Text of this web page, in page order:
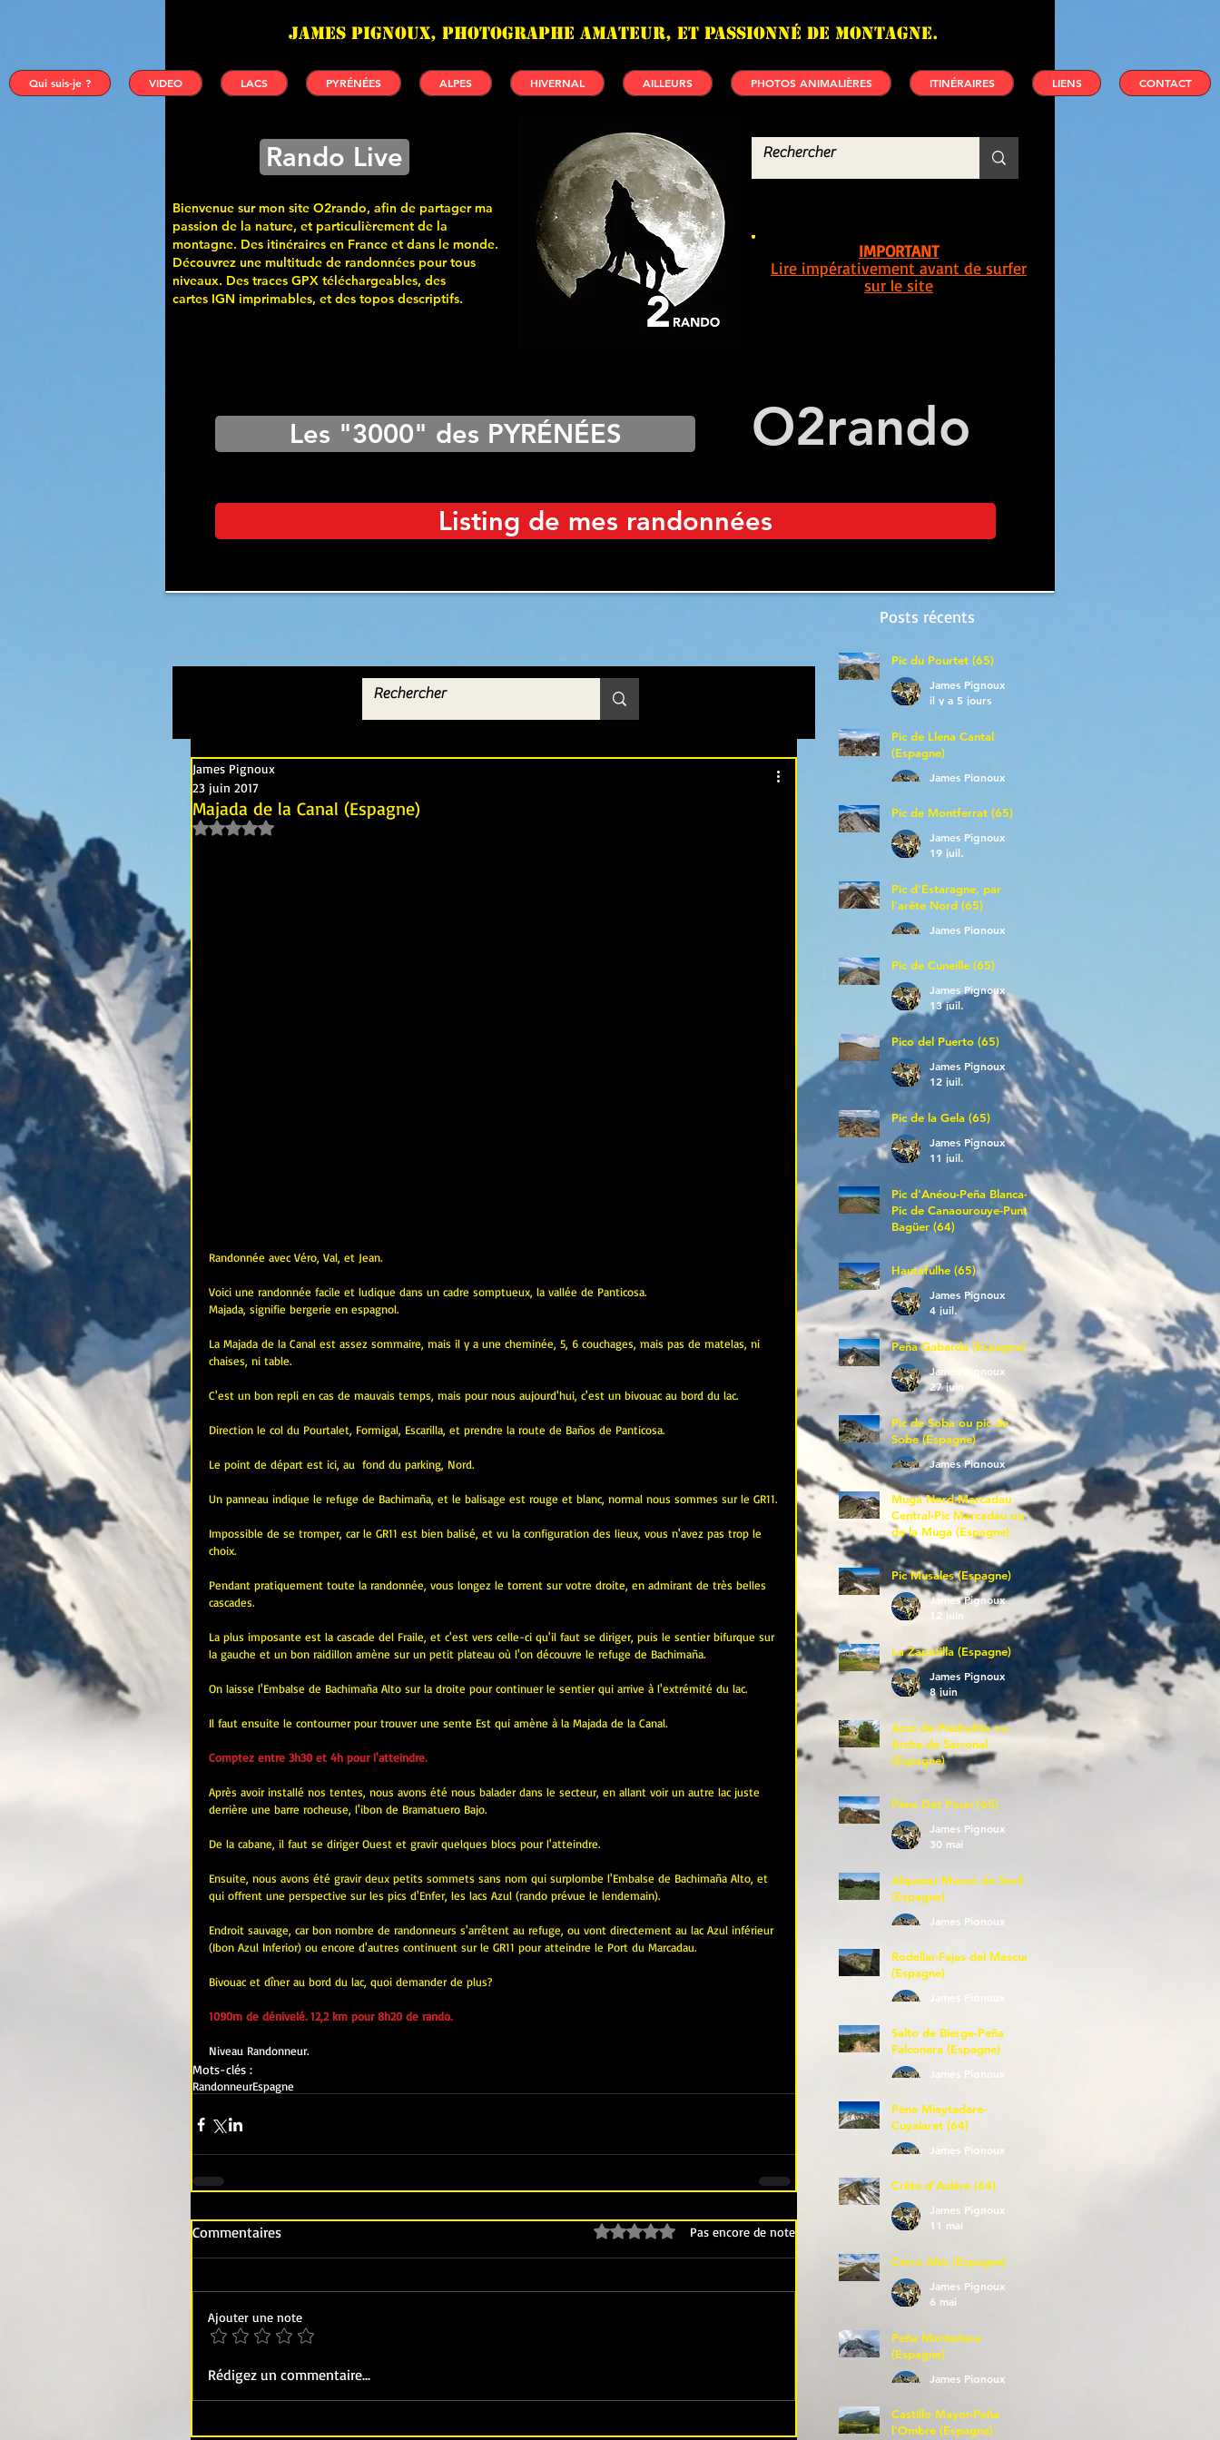
James PIGNOUX, photographe amateur, et passionné de montagne.
Qui suis-je ? VIDEO LACS PYRÉNÉES ALPES HIVERNAL AILLEURS PHOTOS ANIMALIÈRES ITINÉRAIRES LIENS CONTACT
Rando Live
Bienvenue sur mon site O2rando, afin de partager ma
passion de la nature, et particulièrement de la
montagne. Des itinéraires en France et dans le monde.
Découvrez une multitude de randonnées pour tous
niveaux. Des traces GPX téléchargeables, des
cartes IGN imprimables, et des topos descriptifs.
IMPORTANT
Lire impérativement avant de surfer
sur le site
Les "3000" des PYRÉNÉES O2rando
Listing de mes randonnées
Posts récents
Majada de la Canal (Espagne)
James Pignoux
23 juin 2017
Noté NaN étoiles sur 5.
Randonnée avec Véro, Val, et Jean.
Voici une randonnée facile et ludique dans un cadre somptueux, la vallée de Panticosa.
Majada, signifie bergerie en espagnol.
La Majada de la Canal est assez sommaire, mais il y a une cheminée, 5, 6 couchages, mais pas de matelas, ni
chaises, ni table.
C'est un bon repli en cas de mauvais temps, mais pour nous aujourd'hui, c'est un bivouac au bord du lac.
Direction le col du Pourtalet, Formigal, Escarilla, et prendre la route de Baños de Panticosa.
Le point de départ est ici, au  fond du parking, Nord.
Un panneau indique le refuge de Bachimaña, et le balisage est rouge et blanc, normal nous sommes sur le GR11.
Impossible de se tromper, car le GR11 est bien balisé, et vu la configuration des lieux, vous n'avez pas trop le
choix.
Pendant pratiquement toute la randonnée, vous longez le torrent sur votre droite, en admirant de très belles
cascades.
La plus imposante est la cascade del Fraile, et c'est vers celle-ci qu'il faut se diriger, puis le sentier bifurque sur
la gauche et un bon raidillon amène sur un petit plateau où l'on découvre le refuge de Bachimaña.
On laisse l'Embalse de Bachimaña Alto sur la droite pour continuer le sentier qui arrive à l'extrémité du lac.
Il faut ensuite le contourner pour trouver une sente Est qui amène à la Majada de la Canal.
Comptez entre 3h30 et 4h pour l'atteindre.
Après avoir installé nos tentes, nous avons été nous balader dans le secteur, en allant voir un autre lac juste
derrière une barre rocheuse, l'ibon de Bramatuero Bajo.
De la cabane, il faut se diriger Ouest et gravir quelques blocs pour l'atteindre.
Ensuite, nous avons été gravir deux petits sommets sans nom qui surplombe l'Embalse de Bachimaña Alto, et
qui offrent une perspective sur les pics d'Enfer, les lacs Azul (rando prévue le lendemain).
Endroit sauvage, car bon nombre de randonneurs s'arrêtent au refuge, ou vont directement au lac Azul inférieur
(Ibon Azul Inferior) ou encore d'autres continuent sur le GR11 pour atteindre le Port du Marcadau.
Bivouac et dîner au bord du lac, quoi demander de plus?
1090m de dénivelé. 12,2 km pour 8h20 de rando.
Niveau Randonneur.
Mots-clés :
RandonneurEspagne
Commentaires Noté 0 étoile sur 5. Pas encore de note
Ajouter une note
Rédigez un commentaire...
Pic du Pourtet (65)
James Pignoux
il y a 5 jours
Pic de Llena Cantal
(Espagne)
James Pignoux
Pic de Montferrat (65)
James Pignoux
19 juil.
Pic d'Estaragne, par
l'arête Nord (65)
James Pignoux
Pic de Cuneille (65)
James Pignoux
13 juil.
Pico del Puerto (65)
James Pignoux
12 juil.
Pic de la Gela (65)
James Pignoux
11 juil.
Pic d'Anéou-Peña Blanca-
Pic de Canaourouye-Punta
Bagüer (64)
James Pignoux
5 juil.
Hautafulhe (65)
James Pignoux
4 juil.
Peña Gabarda (Espagne)
James Pignoux
27 juin
Pic de Soba ou pic de
Sobe (Espagne)
James Pignoux
25 juin
Muga Nord-Marcadau
Central-Pic Marcadau ou
de la Muga (Espagne)
James Pignoux
21 juin
Pic Musales (Espagne)
James Pignoux
12 juin
La Zapatilla (Espagne)
James Pignoux
8 juin
Arco de Piedrafita ou
Arche de Sarronal
(Espagne)
James Pignoux
7 juin
Pène Det Pouri (65)
James Pignoux
30 mai
Alquezar-Meson de Sevil
(Espagne)
James Pignoux
Rodellar-Fajas del Mascun
(Espagne)
James Pignoux
Salto de Bierge-Peña
Falconera (Espagne)
James Pignoux
Pène Mieytadere-
Cuyalaret (64)
James Pignoux
Crête d'Aulère (64)
James Pignoux
11 mai
Cerro Alto (Espagne)
James Pignoux
6 mai
Peña Montañesa
(Espagne)
James Pignoux
Castillo Mayor-Peña
l'Ombre (Espagne)